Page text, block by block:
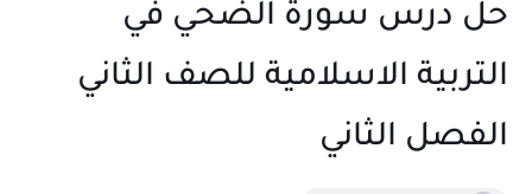
حل درس سورة الضحي في
التربية الاسلامية للصف الثاني
الفصل الثاني